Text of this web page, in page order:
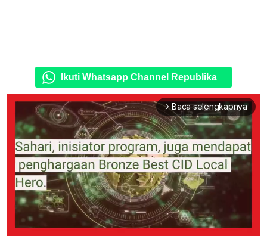
Ikuti Whatsapp Channel Republika
arrow_forward_ios Baca selengkapnya